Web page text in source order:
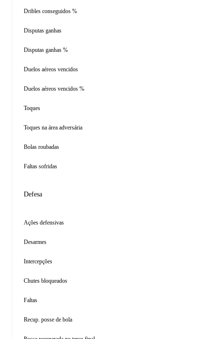
Dribles conseguidos %
Disputas ganhas
Disputas ganhas %
Duelos aéreos vencidos
Duelos aéreos vencidos %
Toques
Toques na área adversária
Bolas roubadas
Faltas sofridas
Defesa
Ações defensivas
Desarmes
Intercepções
Chutes bloqueados
Faltas
Recup. posse de bola